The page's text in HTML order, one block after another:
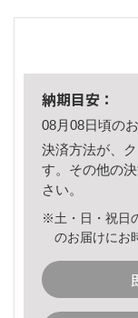
納期目安：
08月08日頃の
決済方法が、
す。その他の
さい。
※土・日・祝日
のお届けにお